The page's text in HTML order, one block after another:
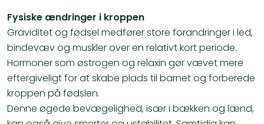
Fysiske ændringer i kroppen
Graviditet og fødsel medfører store forandringer i led,
bindevæv og muskler over en relativt kort periode.
Hormoner som østrogen og relaxin gør vævet mere
eftergiveligt for at skabe plads til barnet og forberede
kroppen på fødslen.
Denne øgede bevægelighed, især i bækken og lænd,